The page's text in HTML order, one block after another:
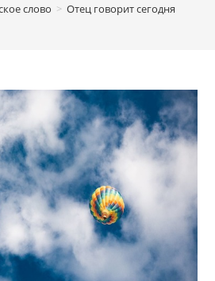
слово > Отец говорит сегодня